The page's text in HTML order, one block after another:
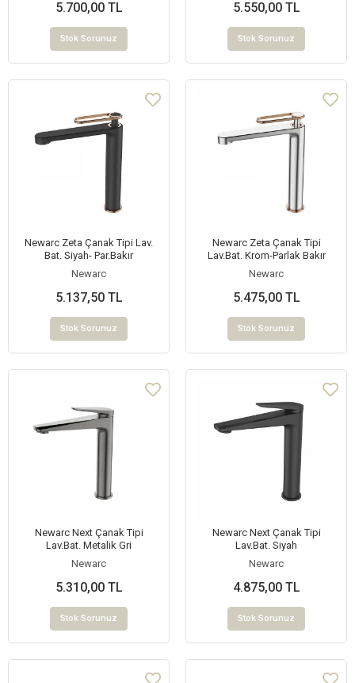
5.700,00 TL
Stok Sorunuz
5.550,00 TL
Stok Sorunuz
Newarc Zeta Çanak Tipi Lav.
Bat. Siyah- Par.Bakır
Newarc
5.137,50 TL
Stok Sorunuz
Newarc Zeta Çanak Tipi
Lav.Bat. Krom-Parlak Bakır
Newarc
5.475,00 TL
Stok Sorunuz
Newarc Next Çanak Tipi
Lav.Bat. Metalik Gri
Newarc
5.310,00 TL
Stok Sorunuz
Newarc Next Çanak Tipi
Lav.Bat. Siyah
Newarc
4.875,00 TL
Stok Sorunuz